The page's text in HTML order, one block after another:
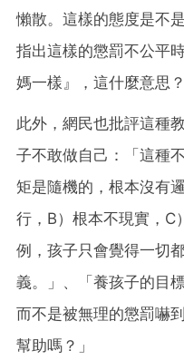
懶散。這樣的態度是不
指出這樣的懲罰不公平
媽一樣』，這什麼意思
此外，網民也批評這種
子不敢做自己：「這種
矩是隨機的，根本沒有
行，B）根本不現實，C
例，孩子只會覺得一切
義。」、「養孩子的目
而不是被無理的懲罰嚇
幫助嗎？」